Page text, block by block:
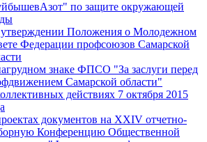
по защите окружающей
Положения о Молодежном
Федерации профсоюзов Самарской
знаке ФПСО "За заслуги перед
Самарской области"
действиях 7 октября 2015
документов на XXIV отчетно-
Конференцию Общественной